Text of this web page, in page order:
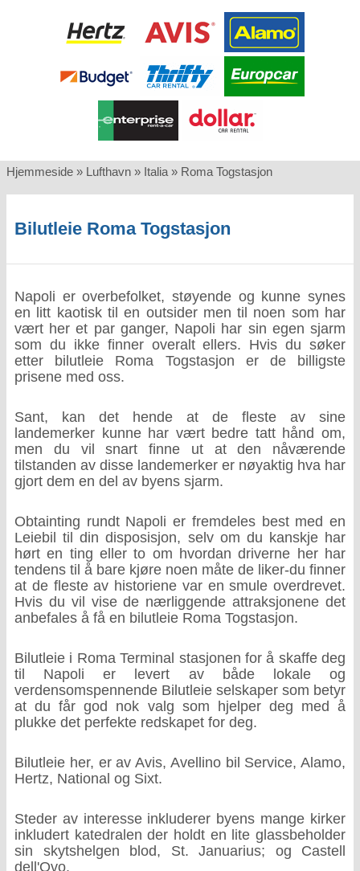
Hjemmeside » Lufthavn » Italia » Roma Togstasjon
Bilutleie Roma Togstasjon
Napoli er overbefolket, støyende og kunne synes
en litt kaotisk til en outsider men til noen som har
vært her et par ganger, Napoli har sin egen sjarm
som du ikke finner overalt ellers. Hvis du søker
etter bilutleie Roma Togstasjon er de billigste
prisene med oss.
Sant, kan det hende at de fleste av sine
landemerker kunne har vært bedre tatt hånd om,
men du vil snart finne ut at den nåværende
tilstanden av disse landemerker er nøyaktig hva har
gjort dem en del av byens sjarm.
Obtainting rundt Napoli er fremdeles best med en
Leiebil til din disposisjon, selv om du kanskje har
hørt en ting eller to om hvordan driverne her har
tendens til å bare kjøre noen måte de liker-du finner
at de fleste av historiene var en smule overdrevet.
Hvis du vil vise de nærliggende attraksjonene det
anbefales å få en bilutleie Roma Togstasjon.
Bilutleie i Roma Terminal stasjonen for å skaffe deg
til Napoli er levert av både lokale og
verdensomspennende Bilutleie selskaper som betyr
at du får god nok valg som hjelper deg med å
plukke det perfekte redskapet for deg.
Bilutleie her, er av Avis, Avellino bil Service, Alamo,
Hertz, National og Sixt.
Steder av interesse inkluderer byens mange kirker
inkludert katedralen der holdt en lite glassbeholder
sin skytshelgen blod, St. Januarius; og Castell
dell'Ovo.